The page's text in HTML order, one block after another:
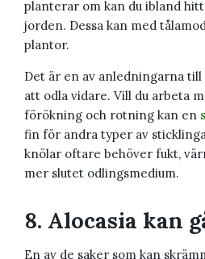
planterar om kan du ibland
jorden. Dessa kan med
plantor.
Det är en av anledningarna till
att odla vidare. Vill du arbeta
förökning och rotning kan en
fin för andra typer av
knölar oftare behöver fukt,
mer slutet odlingsmedium.
8. Alocasia kan
En av de saker som kan